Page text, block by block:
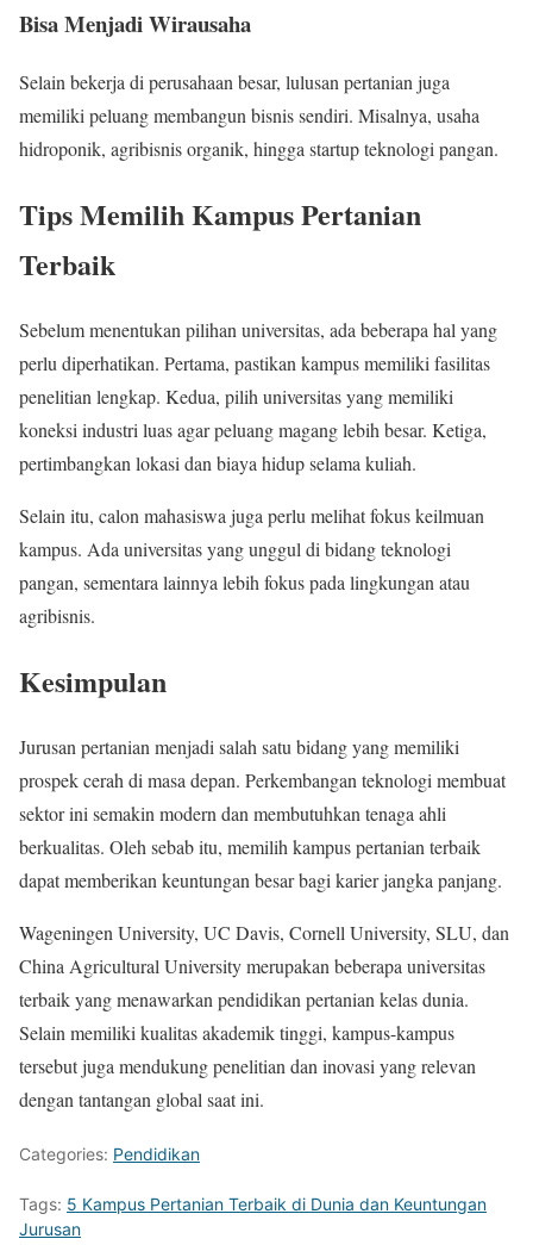
Bisa Menjadi Wirausaha
Selain bekerja di perusahaan besar, lulusan pertanian juga
memiliki peluang membangun bisnis sendiri. Misalnya, usaha
hidroponik, agribisnis organik, hingga startup teknologi pangan.
Tips Memilih Kampus Pertanian
Terbaik
Sebelum menentukan pilihan universitas, ada beberapa hal yang
perlu diperhatikan. Pertama, pastikan kampus memiliki fasilitas
penelitian lengkap. Kedua, pilih universitas yang memiliki
koneksi industri luas agar peluang magang lebih besar. Ketiga,
pertimbangkan lokasi dan biaya hidup selama kuliah.
Selain itu, calon mahasiswa juga perlu melihat fokus keilmuan
kampus. Ada universitas yang unggul di bidang teknologi
pangan, sementara lainnya lebih fokus pada lingkungan atau
agribisnis.
Kesimpulan
Jurusan pertanian menjadi salah satu bidang yang memiliki
prospek cerah di masa depan. Perkembangan teknologi membuat
sektor ini semakin modern dan membutuhkan tenaga ahli
berkualitas. Oleh sebab itu, memilih kampus pertanian terbaik
dapat memberikan keuntungan besar bagi karier jangka panjang.
Wageningen University, UC Davis, Cornell University, SLU, dan
China Agricultural University merupakan beberapa universitas
terbaik yang menawarkan pendidikan pertanian kelas dunia.
Selain memiliki kualitas akademik tinggi, kampus-kampus
tersebut juga mendukung penelitian dan inovasi yang relevan
dengan tantangan global saat ini.
Categories: Pendidikan
Tags: 5 Kampus Pertanian Terbaik di Dunia dan Keuntungan
Jurusan